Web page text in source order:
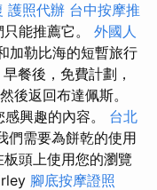
護照代辦 台中按摩推
能推薦它。 外國人
加勒比海的短暫旅行
早餐後，免費計劃，
後返回布達佩斯。
興趣的內容。 台北
們需要為餅乾的使用
頭上使用您的瀏覽
腳底按摩證照